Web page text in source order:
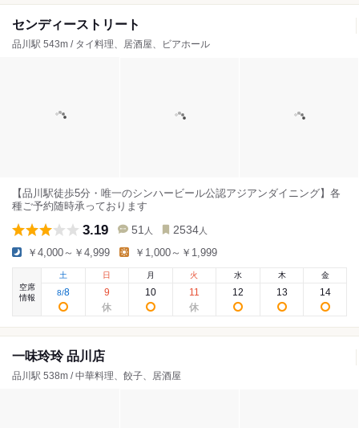
センディーストリート
品川駅 543m / タイ料理、居酒屋、ビアホール
【品川駅徒歩5分・唯一のシンハービール公認アジアンダイニング】各
種ご予約随時承っております
3.19 51 人 2534 人
￥4,000～￥4,999 ￥1,000～￥1,999
空席
情報
土
8/8
日
9
月
10
火
11
水
12
木
13
金
14
一味玲玲 品川店
品川駅 538m / 中華料理、餃子、居酒屋